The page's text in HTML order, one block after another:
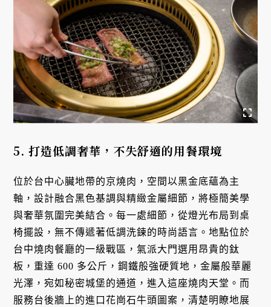
5. 打造低調奢華，不失舒適的用餐環境
位於台中心臟地帶的京燒肉，空間以黑金底蘊為主
軸，設計融合黑色基調與精緻金屬細節，將極簡美學
與奢華氛圍完美結合。每一處細節，從燈光布局到桌
椅擺設，無不傳遞著低調洗鍊的時尚語言。地點位於
台中燒肉餐廳的一級戰區，氣派大門選用昂貴的鈦
板，重達 600 多公斤，鋼鐵般強硬質地，金屬般華麗
光澤，宛如秘密城堡的通道，進入這座燒肉天堂。而
服務台後牆上的進口花崗石牛頭圖案，清楚明瞭地展